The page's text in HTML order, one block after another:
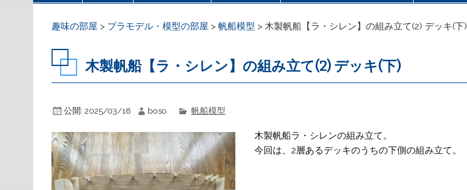
趣味の部屋 > プラモデル・模型の部屋 >帆船模型 >木製帆船【ラ・シレン】の組み立て(2) デッキ(下)
木製帆船【ラ・シレン】の組み立て(2) デッキ(下)
公開: 2025/03/18 boso 帆船模型
木製帆船ラ・シレンの組み立て。
今回は、2層あるデッキのうちの下側の組み立て。